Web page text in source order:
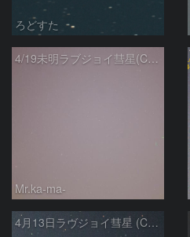
ろどすた
4/19未明ラブジョイ彗星(C/2017E4)とM31
Mr.ka-ma-
4月13日ラヴジョイ彗星 (C/2017 E4)